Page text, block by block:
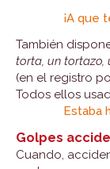
¡A que
También
torta, un tortazo,
(en el registro
Todos ellos
Estaba
Golpes
Cuando,